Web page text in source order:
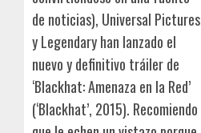
de noticias), Universal Pictures
y Legendary han lanzado el
nuevo y definitivo tráiler de
‘Blackhat: Amenaza en la Red’
(‘Blackhat’, 2015). Recomiendo